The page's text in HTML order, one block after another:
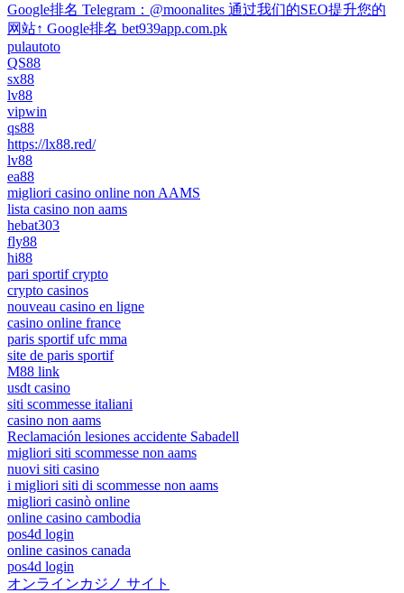
Google排名 Telegram：@moonalites 通过我们的SEO提升您的
网站↑ Google排名 bet939app.com.pk
pulautoto
QS88
sx88
lv88
vipwin
qs88
https://lx88.red/
lv88
ea88
migliori casino online non AAMS
lista casino non aams
hebat303
fly88
hi88
pari sportif crypto
crypto casinos
nouveau casino en ligne
casino online france
paris sportif ufc mma
site de paris sportif
M88 link
usdt casino
siti scommesse italiani
casino non aams
Reclamación lesiones accidente Sabadell
migliori siti scommesse non aams
nuovi siti casino
i migliori siti di scommesse non aams
migliori casinò online
online casino cambodia
pos4d login
online casinos canada
pos4d login
オンラインカジノ サイト